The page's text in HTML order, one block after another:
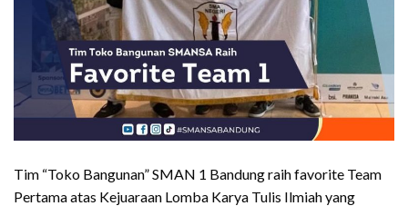
Tim “Toko Bangunan” SMAN 1 Bandung raih favorite Team
Pertama atas Kejuaraan Lomba Karya Tulis Ilmiah yang